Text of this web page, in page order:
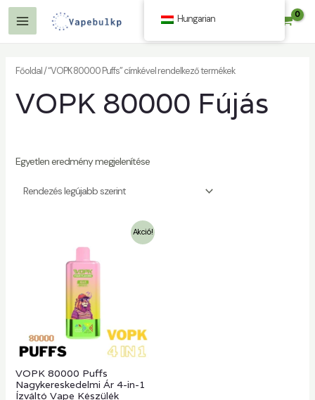
Tartalom
kihagyásaFőmenü
Főoldal/ “VOPK 80000 Puffs” címkével rendelkező termékek
VOPK 80000 Fújás
Egyetlen eredmény megjelenítése
Akció!
VOPK 80000 Puffs
Nagykereskedelmi Ár 4-in-1
Ízváltó Vape Készülék
Hungarian